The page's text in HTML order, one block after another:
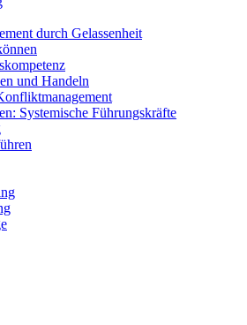
durch Gelassenheit
und Handeln
Systemische Führungskräfte